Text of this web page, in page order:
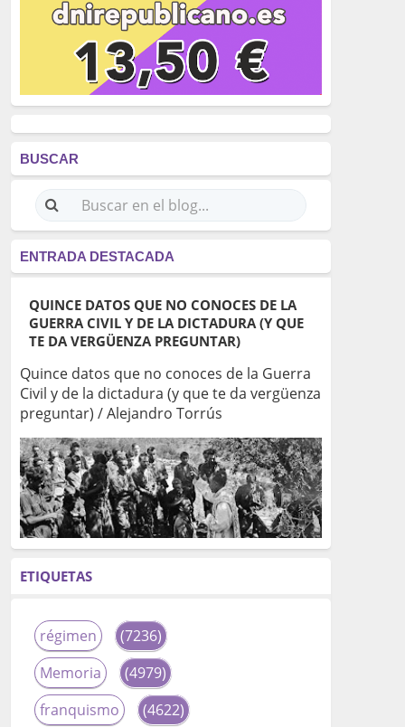
BUSCAR
ENTRADA DESTACADA
QUINCE DATOS QUE NO CONOCES DE LA
GUERRA CIVIL Y DE LA DICTADURA (Y QUE
TE DA VERGÜENZA PREGUNTAR)
Quince datos que no conoces de la Guerra
Civil y de la dictadura (y que te da vergüenza
preguntar) / Alejandro Torrús
ETIQUETAS
régimen
(7236)
Memoria
(4979)
franquismo
(4622)